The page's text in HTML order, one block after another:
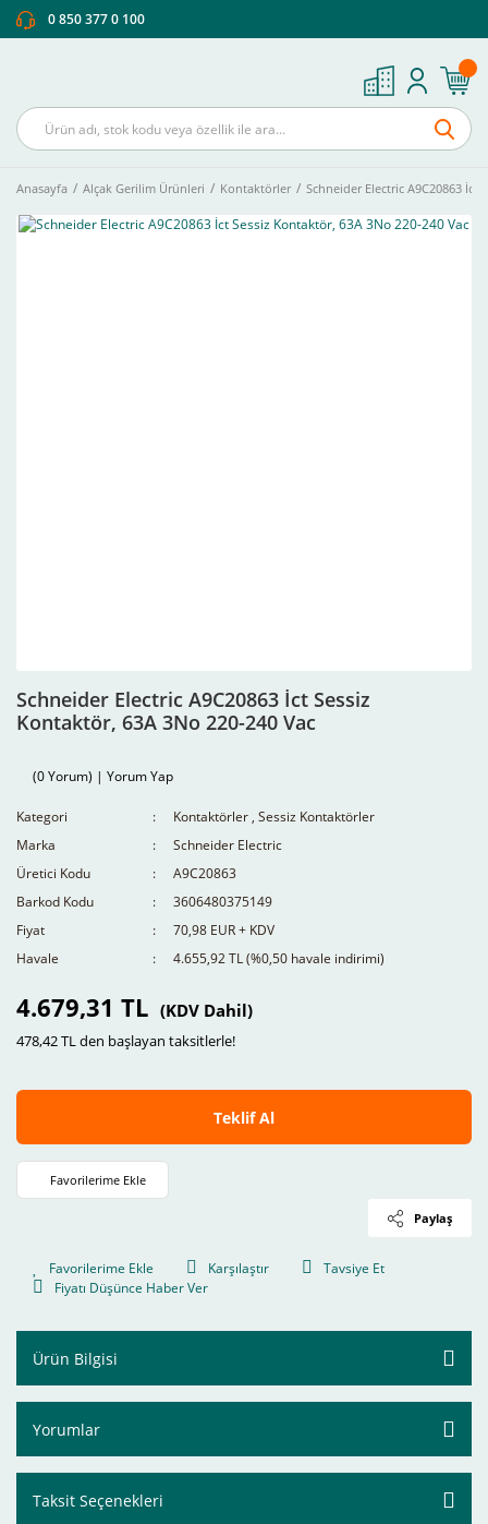
0 850 377 0 100
Anasayfa Alçak Gerilim Ürünleri Kontaktörler Schneider Electric A9C20863 İct
Schneider Electric A9C20863 İct Sessiz
Kontaktör, 63A 3No 220-240 Vac
(0 Yorum) | Yorum Yap
Kategori Kontaktörler ,Sessiz Kontaktörler
Marka
Schneider Electric
Üretici Kodu
A9C20863
Barkod Kodu
3606480375149
Fiyat
70,98 EUR + KDV
Havale
4.655,92 TL (%0,50 havale indirimi)
4.679,31 TL (KDV Dahil)
478,42 TL den başlayan taksitlerle!
Teklif Al
Paylaş
Karşılaştır
Tavsiye Et
Fiyatı Düşünce Haber Ver
Ürün Bilgisi
Yorumlar
Taksit Seçenekleri